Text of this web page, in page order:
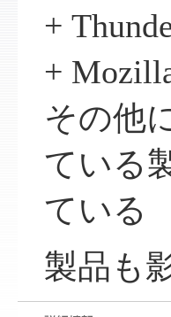
+
+
その他
ている
ている
製品も